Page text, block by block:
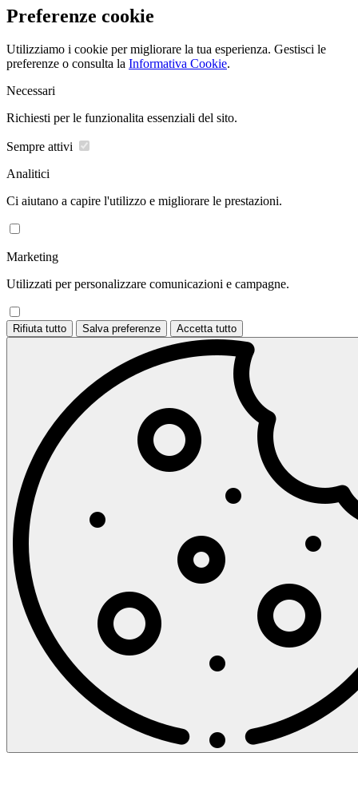
Preferenze cookie
Utilizziamo i cookie per migliorare la tua esperienza. Gestisci le
preferenze o consulta la Informativa Cookie.
Necessari
Richiesti per le funzionalita essenziali del sito.
Sempre attivi
Analitici
Ci aiutano a capire l'utilizzo e migliorare le prestazioni.
Marketing
Utilizzati per personalizzare comunicazioni e campagne.
Rifiuta tutto Salva preferenze Accetta tutto